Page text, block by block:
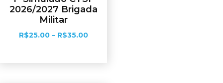
2026/2027 Brigada
Militar
R$25.00 – R$35.00